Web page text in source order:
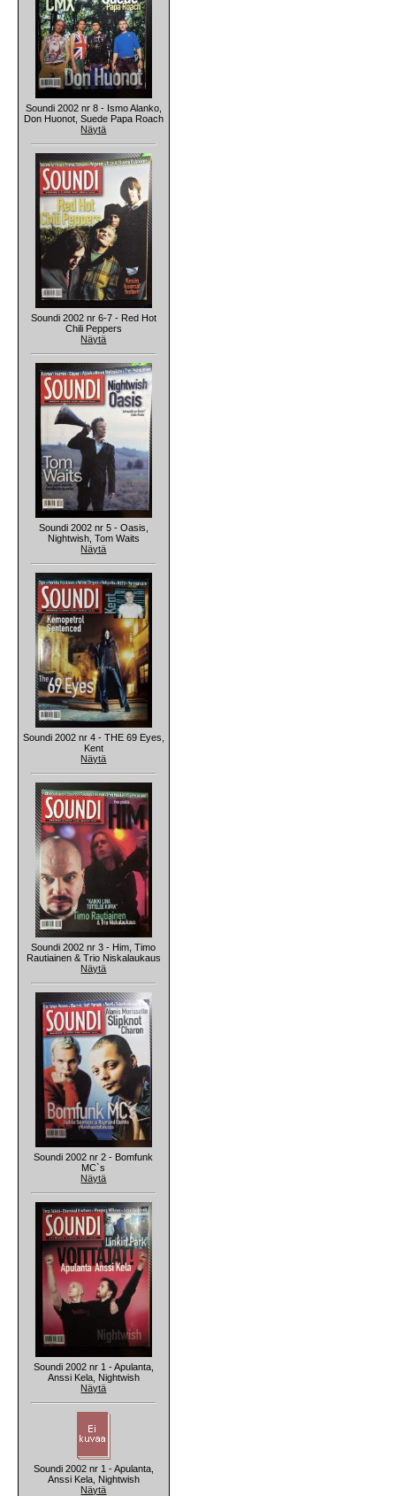
Soundi 2002 nr 8 - Ismo Alanko,
Don Huonot, Suede Papa Roach
Näytä
Soundi 2002 nr 6-7 - Red Hot
Chili Peppers
Näytä
Soundi 2002 nr 5 - Oasis,
Nightwish, Tom Waits
Näytä
Soundi 2002 nr 4 - THE 69 Eyes,
Kent
Näytä
Soundi 2002 nr 3 - Him, Timo
Rautiainen & Trio Niskalaukaus
Näytä
Soundi 2002 nr 2 - Bomfunk
MC`s
Näytä
Soundi 2002 nr 1 - Apulanta,
Anssi Kela, Nightwish
Näytä
Soundi 2002 nr 1 - Apulanta,
Anssi Kela, Nightwish
Näytä